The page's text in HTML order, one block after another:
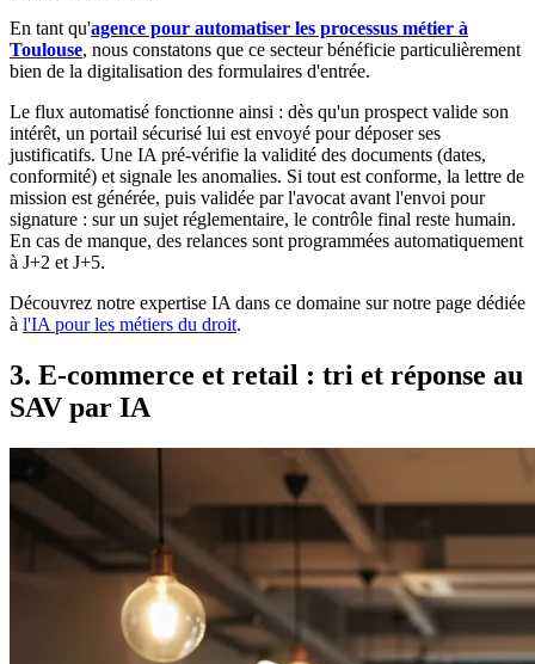
En tant qu'agence pour automatiser les processus métier à
Toulouse, nous constatons que ce secteur bénéficie particulièrement
bien de la digitalisation des formulaires d'entrée.
Le flux automatisé fonctionne ainsi : dès qu'un prospect valide son
intérêt, un portail sécurisé lui est envoyé pour déposer ses
justificatifs. Une IA pré-vérifie la validité des documents (dates,
conformité) et signale les anomalies. Si tout est conforme, la lettre de
mission est générée, puis validée par l'avocat avant l'envoi pour
signature : sur un sujet réglementaire, le contrôle final reste humain.
En cas de manque, des relances sont programmées automatiquement
à J+2 et J+5.
Découvrez notre expertise IA dans ce domaine sur notre page dédiée
à l'IA pour les métiers du droit.
3. E-commerce et retail : tri et réponse au
SAV par IA